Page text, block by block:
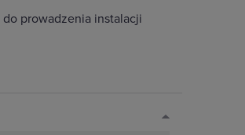
prowadzenia instalacji